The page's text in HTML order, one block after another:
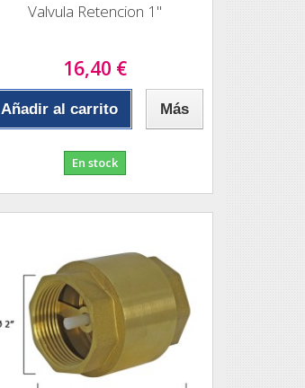
Valvula Retencion 1"
16,40 €
Añadir al carrito Más
En stock